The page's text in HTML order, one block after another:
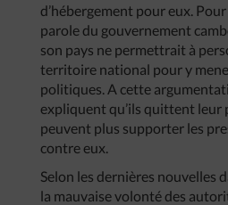
d’hébergement pour eux.
parole du gouvernement
son pays ne permettrait à
territoire national pour y
politiques. A cette
expliquent qu’ils quittent leur
peuvent plus supporter les
contre eux.
Selon les dernières nouvelles
la mauvaise volonté des